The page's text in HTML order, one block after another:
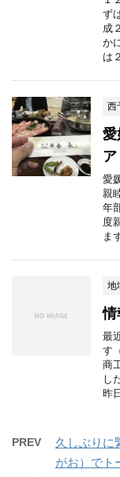
ず
成
か
は
西
愛
愛
親
年
度
ま
地
情
最
す
商
し
昨
PREV
久しぶりに
がお）でト